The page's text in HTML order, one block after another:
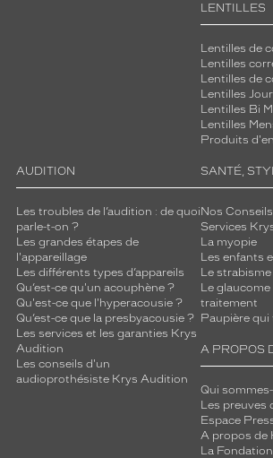
LENTILLES
Lentilles de
Lentilles
Lentilles de
Lentilles
Lentilles Bi
Lentilles
Produits
AUDITION
Les troubles de l’audition : de quoi
parle-t-on ?
Les grandes étapes de
l'appareillage
Les différents types d’appareils
Qu’est-ce qu'un acouphène ?
Qu'est-ce que l'hyperacousie ?
Qu’est-ce que la presbyacousie ?
Les services et les garanties Krys
Audition
Les conseils d'un
audioprothésiste Krys Audition
SANTÉ,
Nos
Services
La myopie
Les enfants
Le strabisme
Le
traitement
Paupière qui
A PROPOS
Qui
Les preuves
Espace
A propos de
La